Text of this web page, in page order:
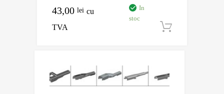
43,00 lei cu
TVA
In
stoc